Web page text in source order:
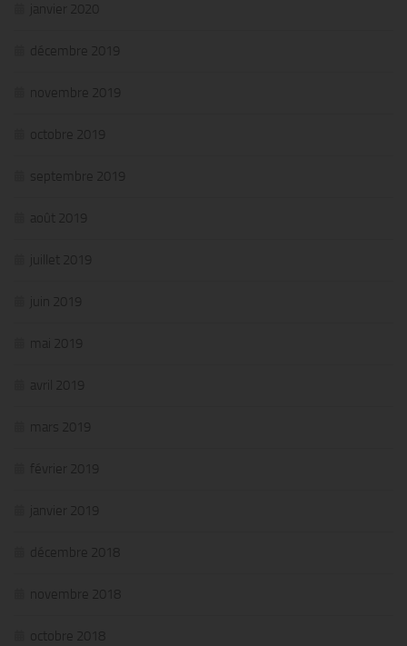
janvier 2020
décembre 2019
novembre 2019
octobre 2019
septembre 2019
août 2019
juillet 2019
juin 2019
mai 2019
avril 2019
mars 2019
février 2019
janvier 2019
décembre 2018
novembre 2018
octobre 2018